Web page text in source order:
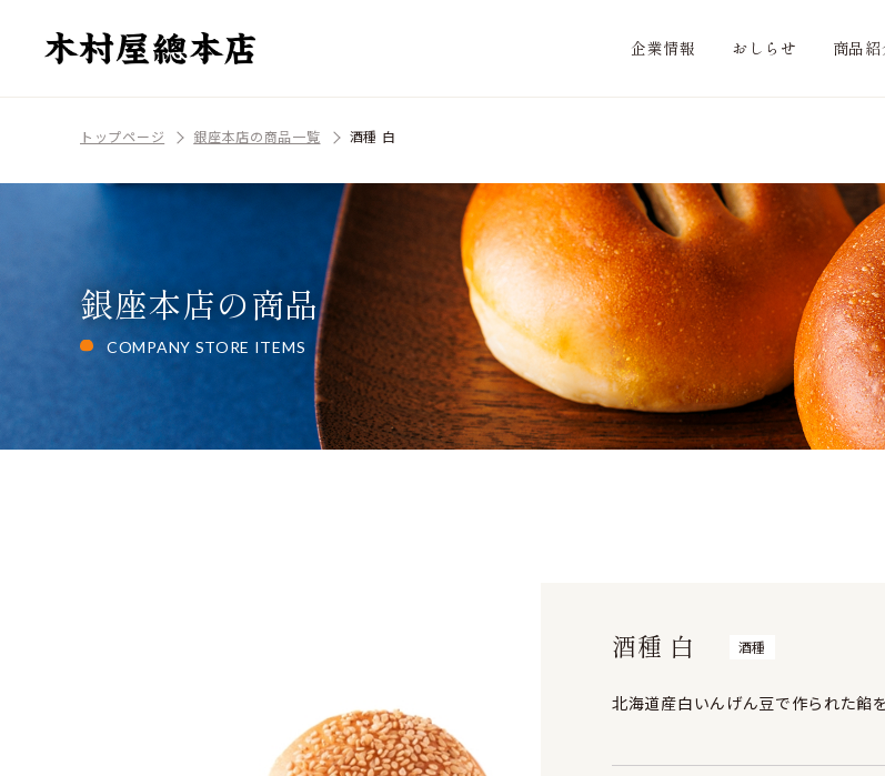
企業情報 おしらせ 商品紹
トップページ 銀座本店の商品一覧 酒種 白
銀座本店の商品
COMPANY STORE ITEMS
酒種 白 酒種
北海道産白いんげん豆で作られた餡